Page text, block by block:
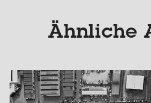
Ähnliche